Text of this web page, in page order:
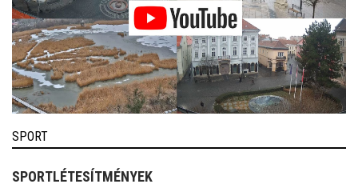
SPORT
SPORTLÉTESÍTMÉNYEK